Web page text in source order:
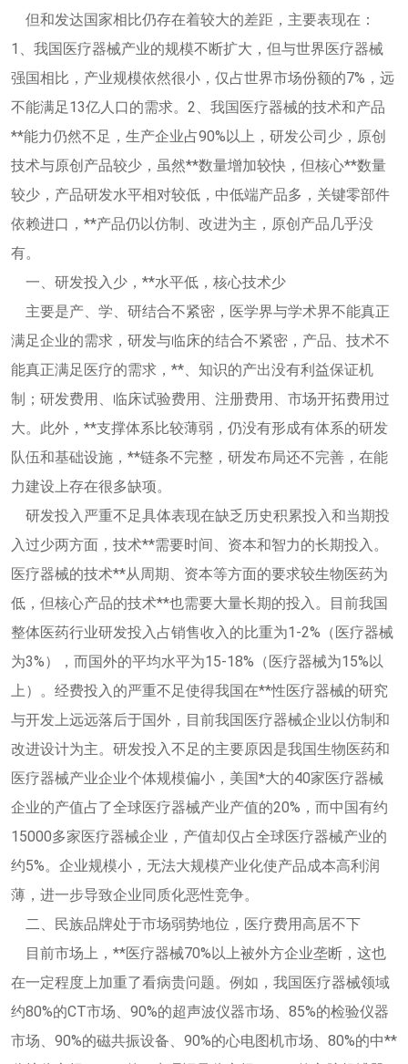
但和发达国家相比仍存在着较大的差距，主要表现在：
1、我国医疗器械产业的规模不断扩大，但与世界医疗器械
强国相比，产业规模依然很小，仅占世界市场份额的7%，远
不能满足13亿人口的需求。2、我国医疗器械的技术和产品
**能力仍然不足，生产企业占90%以上，研发公司少，原创
技术与原创产品较少，虽然**数量增加较快，但核心**数量
较少，产品研发水平相对较低，中低端产品多，关键零部件
依赖进口，**产品仍以仿制、改进为主，原创产品几乎没
有。
一、研发投入少，**水平低，核心技术少
主要是产、学、研结合不紧密，医学界与学术界不能真正
满足企业的需求，研发与临床的结合不紧密，产品、技术不
能真正满足医疗的需求，**、知识的产出没有利益保证机
制；研发费用、临床试验费用、注册费用、市场开拓费用过
大。此外，**支撑体系比较薄弱，仍没有形成有体系的研发
队伍和基础设施，**链条不完整，研发布局还不完善，在能
力建设上存在很多缺项。
研发投入严重不足具体表现在缺乏历史积累投入和当期投
入过少两方面，技术**需要时间、资本和智力的长期投入。
医疗器械的技术**从周期、资本等方面的要求较生物医药为
低，但核心产品的技术**也需要大量长期的投入。目前我国
整体医药行业研发投入占销售收入的比重为1-2%（医疗器械
为3%），而国外的平均水平为15-18%（医疗器械为15%以
上）。经费投入的严重不足使得我国在**性医疗器械的研究
与开发上远远落后于国外，目前我国医疗器械企业以仿制和
改进设计为主。研发投入不足的主要原因是我国生物医药和
医疗器械产业企业个体规模偏小，美国*大的40家医疗器械
企业的产值占了全球医疗器械产业产值的20%，而中国有约
15000多家医疗器械企业，产值却仅占全球医疗器械产业的
约5%。企业规模小，无法大规模产业化使产品成本高利润
薄，进一步导致企业同质化恶性竞争。
二、民族品牌处于市场弱势地位，医疗费用高居不下
目前市场上，**医疗器械70%以上被外方企业垄断，这也
在一定程度上加重了看病贵问题。例如，我国医疗器械领域
约80%的CT市场、90%的超声波仪器市场、85%的检验仪器
市场、90%的磁共振设备、90%的心电图机市场、80%的中**